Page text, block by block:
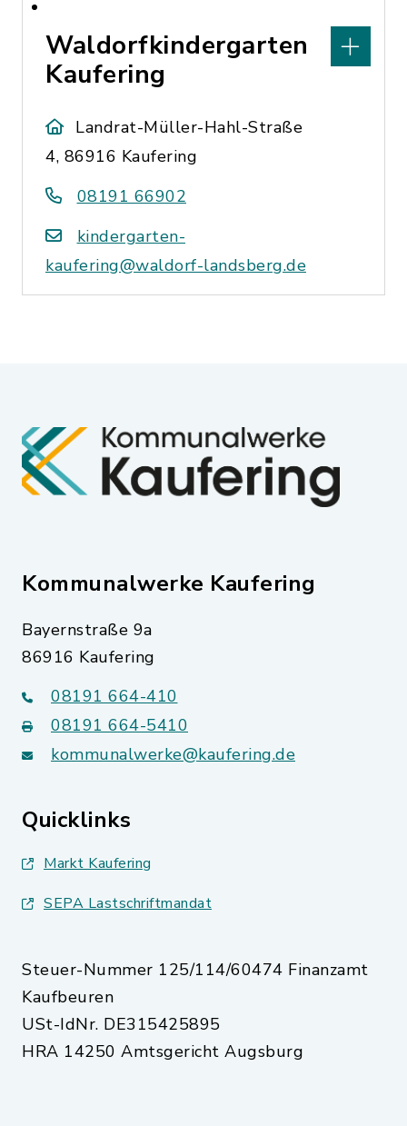
Waldorfkindergarten
Kaufering
Landrat-Müller-Hahl-Straße
4, 86916 Kaufering
08191 66902
kindergarten-
kaufering@waldorf-landsberg.de
Kommunalwerke Kaufering
Bayernstraße 9a
86916 Kaufering
08191 664-410
08191 664-5410
kommunalwerke@kaufering.de
Quicklinks
Markt Kaufering
SEPA Lastschriftmandat
Steuer-Nummer 125/114/60474 Finanzamt
Kaufbeuren
USt-IdNr. DE315425895
HRA 14250 Amtsgericht Augsburg